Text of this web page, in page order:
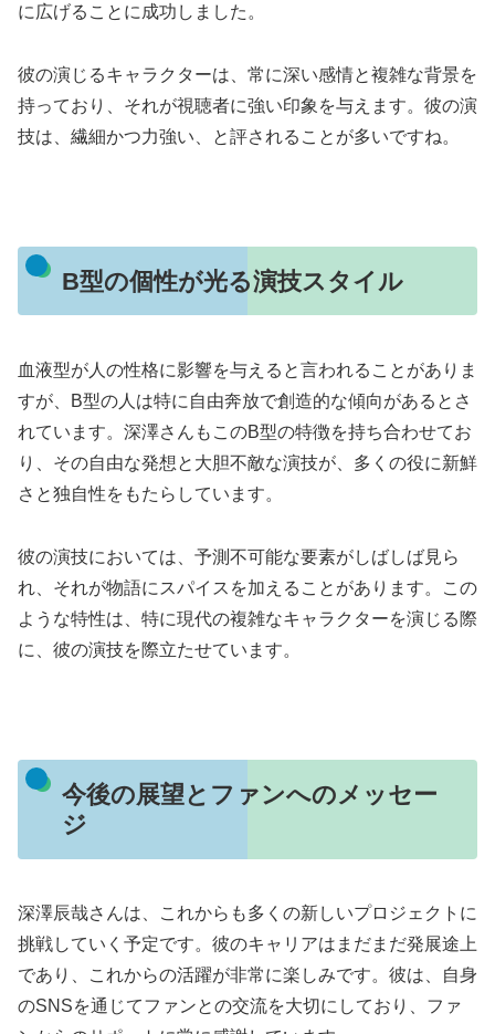
に広げることに成功しました。
彼の演じるキャラクターは、常に深い感情と複雑な背景を
持っており、それが視聴者に強い印象を与えます。彼の演
技は、繊細かつ力強い、と評されることが多いですね。
B型の個性が光る演技スタイル
血液型が人の性格に影響を与えると言われることがありま
すが、B型の人は特に自由奔放で創造的な傾向があるとさ
れています。深澤さんもこのB型の特徴を持ち合わせてお
り、その自由な発想と大胆不敵な演技が、多くの役に新鮮
さと独自性をもたらしています。
彼の演技においては、予測不可能な要素がしばしば見ら
れ、それが物語にスパイスを加えることがあります。この
ような特性は、特に現代の複雑なキャラクターを演じる際
に、彼の演技を際立たせています。
今後の展望とファンへのメッセー
ジ
深澤辰哉さんは、これからも多くの新しいプロジェクトに
挑戦していく予定です。彼のキャリアはまだまだ発展途上
であり、これからの活躍が非常に楽しみです。彼は、自身
のSNSを通じてファンとの交流を大切にしており、ファ